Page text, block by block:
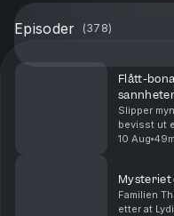
Episoder (378)
Flått-
Slipper
bevisst ut
gjøres
10 Aug
Mysteriet
Familien
etter at